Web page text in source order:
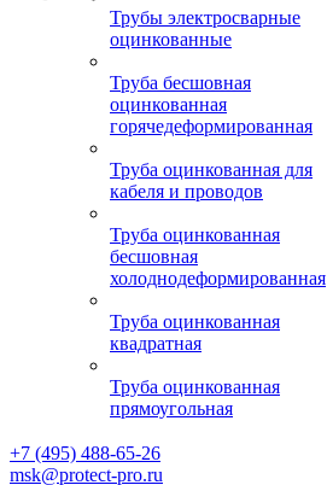
Трубы электросварные
оцинкованные
Труба бесшовная
оцинкованная
горячедеформированная
Труба оцинкованная для
кабеля и проводов
Труба оцинкованная
бесшовная
холоднодеформированная
Труба оцинкованная
квадратная
Труба оцинкованная
прямоугольная
+7 (495) 488-65-26
msk@protect-pro.ru